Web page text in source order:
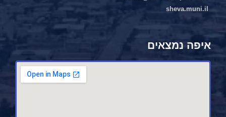
sheva.muni.il
איפה נמצאים